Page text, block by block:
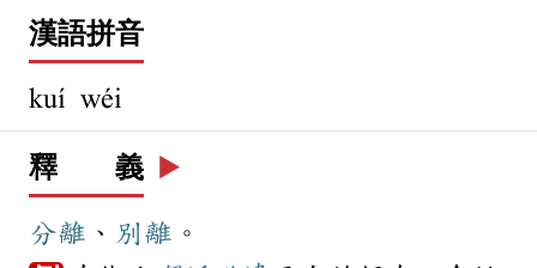
漢語拼音
kuí wéi
釋 義 ▶️
分離 、 別離 。